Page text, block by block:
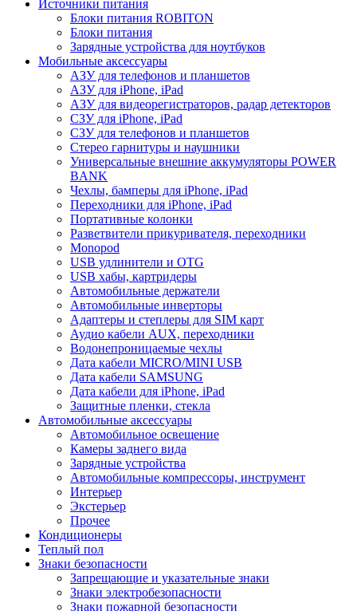
Источники питания
Блоки питания ROBITON
Блоки питания
Зарядные устройства для ноутбуков
Мобильные аксессуары
АЗУ для телефонов и планшетов
АЗУ для iPhone, iPad
АЗУ для видеорегистраторов, радар детекторов
СЗУ для iPhone, iPad
СЗУ для телефонов и планшетов
Стерео гарнитуры и наушники
Универсальные внешние аккумуляторы POWER
BANK
Чехлы, бамперы для iPhone, iPad
Переходники для iPhone, iPad
Портативные колонки
Разветвители прикуривателя, переходники
Monopod
USB удлинители и OTG
USB хабы, картридеры
Автомобильные держатели
Автомобильные инверторы
Адаптеры и степлеры для SIM карт
Аудио кабели AUX, переходники
Водонепроницаемые чехлы
Дата кабели MICRO/MINI USB
Дата кабели SAMSUNG
Дата кабели для iPhone, iPad
Защитные пленки, стекла
Автомобильные аксессуары
Автомобильное освещение
Камеры заднего вида
Зарядные устройства
Автомобильные компрессоры, инструмент
Интерьер
Экстерьер
Прочее
Кондиционеры
Теплый пол
Знаки безопасности
Запрещающие и указательные знаки
Знаки электробезопасности
Знаки пожарной безопасности